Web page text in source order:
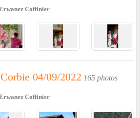
Coffinier
04/09/2022 165 photos
Coffinier